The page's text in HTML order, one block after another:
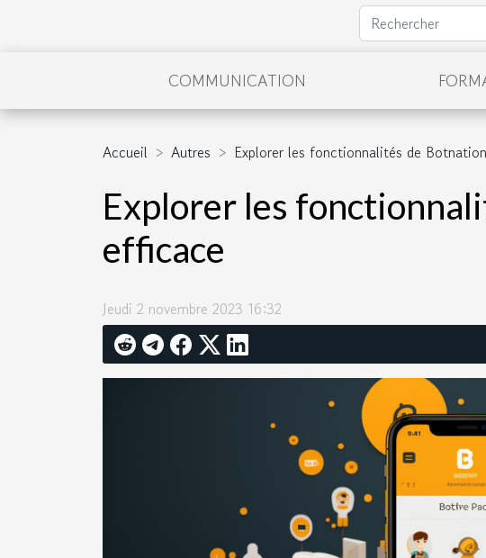
COMMUNICATION
Accueil Autres Explorer les fonctionnalités de
Explorer les
efficace
Jeudi 2 novembre 2023 16:32